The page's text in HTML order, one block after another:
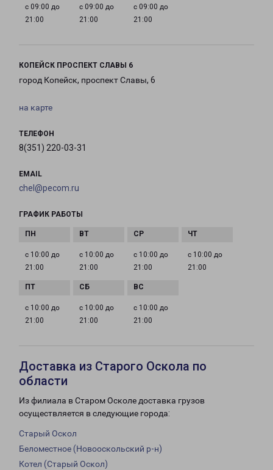
с 09:00 до
21:00
с 09:00 до
21:00
с 09:00 до
21:00
КОПЕЙСК ПРОСПЕКТ СЛАВЫ 6
город Копейск, проспект Славы, 6
на карте
ТЕЛЕФОН
8(351) 220-03-31
EMAIL
chel@pecom.ru
ГРАФИК РАБОТЫ
с 10:00 до
21:00
с 10:00 до
21:00
с 10:00 до
21:00
с 10:00 до
21:00
с 10:00 до
21:00
с 10:00 до
21:00
с 10:00 до
21:00
Доставка из Старого Оскола по
области
Из филиала в Старом Осколе доставка грузов
осуществляется в следующие города:
Старый Оскол
Беломестное (Новооскольский р-н)
Котел (Старый Оскол)